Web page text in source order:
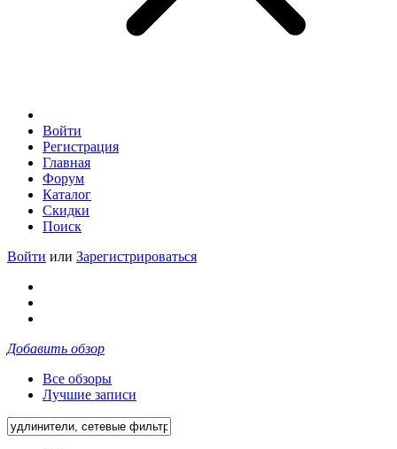
Войти
Регистрация
Главная
Форум
Каталог
Скидки
Поиск
Войти или Зарегистрироваться
Добавить обзор
Все обзоры
Лучшие записи